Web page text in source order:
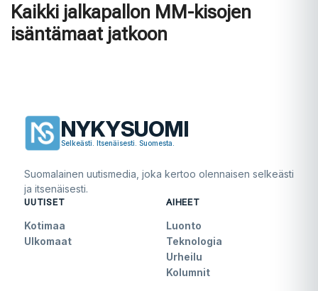
Kaikki jalkapallon MM-kisojen
isäntämaat jatkoon
NYKYSUOMI
Selkeästi. Itsenäisesti. Suomesta.
Suomalainen uutismedia, joka kertoo olennaisen selkeästi
ja itsenäisesti.
UUTISET
Kotimaa
Ulkomaat
AIHEET
Luonto
Teknologia
Urheilu
Kolumnit